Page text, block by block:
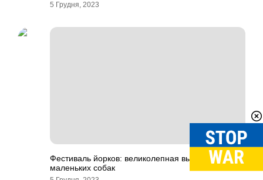
5 Грудня, 2023
Фестиваль йорков: великолепная выставка
маленьких собак